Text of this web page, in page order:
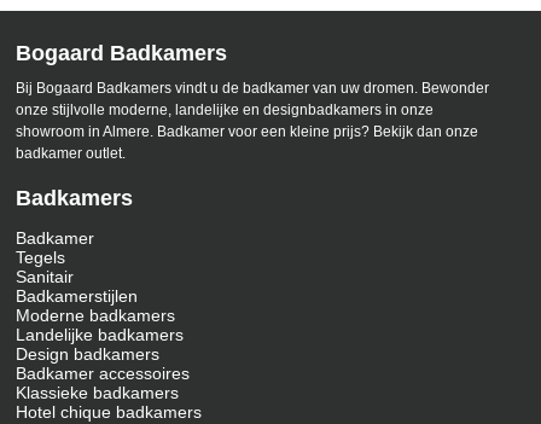
Bogaard Badkamers
Bij Bogaard Badkamers vindt u de badkamer van uw dromen. Bewonder
onze stijlvolle moderne, landelijke en designbadkamers in onze
showroom in Almere. Badkamer voor een kleine prijs? Bekijk dan onze
badkamer outlet.
Badkamers
Badkamer
Tegels
Sanitair
Badkamerstijlen
Moderne badkamers
Landelijke badkamers
Design badkamers
Badkamer accessoires
Klassieke badkamers
Hotel chique badkamers